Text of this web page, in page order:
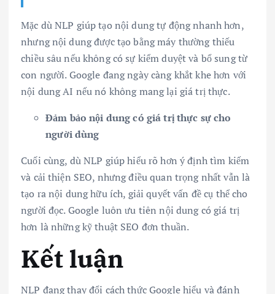
Mặc dù NLP giúp tạo nội dung tự động nhanh hơn,
nhưng nội dung được tạo bằng máy thường thiếu
chiều sâu nếu không có sự kiểm duyệt và bổ sung từ
con người. Google đang ngày càng khắt khe hơn với
nội dung AI nếu nó không mang lại giá trị thực.
Đảm bảo nội dung có giá trị thực sự cho
người dùng
Cuối cùng, dù NLP giúp hiểu rõ hơn ý định tìm kiếm
và cải thiện SEO, nhưng điều quan trọng nhất vẫn là
tạo ra nội dung hữu ích, giải quyết vấn đề cụ thể cho
người đọc. Google luôn ưu tiên nội dung có giá trị
hơn là những kỹ thuật SEO đơn thuần.
Kết luận
NLP đang thay đổi cách thức Google hiểu và đánh